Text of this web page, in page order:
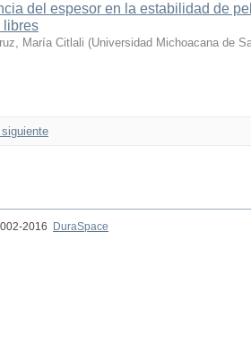
del espesor en la estabilidad de
libres
María Citlali (Universidad Michoacana de
siguiente
2016
DuraSpace